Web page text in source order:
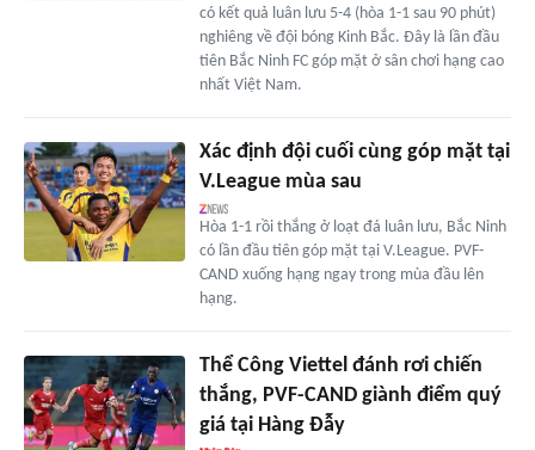
có kết quả luân lưu 5-4 (hòa 1-1 sau 90 phút)
nghiêng về đội bóng Kinh Bắc. Đây là lần đầu
tiên Bắc Ninh FC góp mặt ở sân chơi hạng cao
nhất Việt Nam.
Xác định đội cuối cùng góp mặt tại
V.League mùa sau
Hòa 1-1 rồi thắng ở loạt đá luân lưu, Bắc Ninh
có lần đầu tiên góp mặt tại V.League. PVF-
CAND xuống hạng ngay trong mùa đầu lên
hạng.
Thể Công Viettel đánh rơi chiến
thắng, PVF-CAND giành điểm quý
giá tại Hàng Đẫy